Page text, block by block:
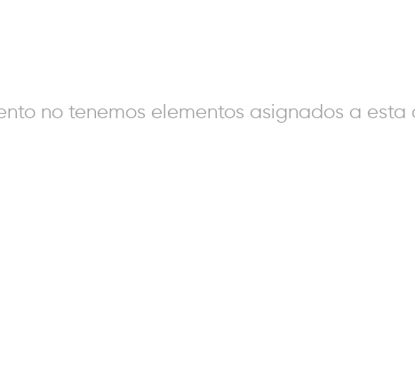
no tenemos elementos asignados a esta